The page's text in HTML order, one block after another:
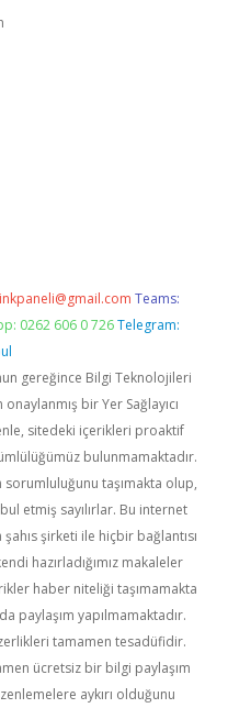
Teams:
0262 606 0 726 Telegram:
gereğince Bilgi Teknolojileri
bir Yer Sağlayıcı
sitedeki içerikleri proaktif
bulunmamaktadır.
sorumluluğunu taşımakta olup,
etmiş sayılırlar. Bu internet
şirketi ile hiçbir bağlantısı
hazırladığımız makaleler
haber niteliği taşımamakta
paylaşım yapılmamaktadır.
tamamen tesadüfidir.
ücretsiz bir bilgi paylaşım
aykırı olduğunu